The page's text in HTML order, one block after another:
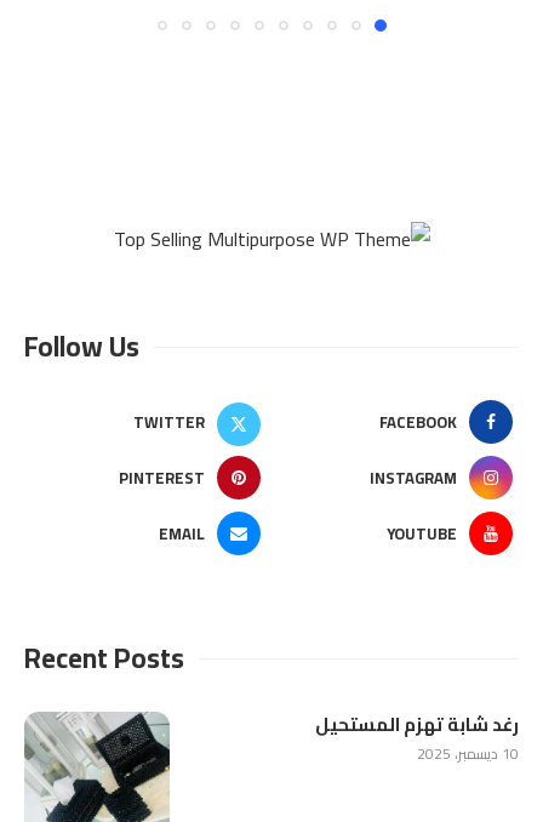
Follow Us
FACEBOOK
TWITTER
INSTAGRAM
PINTEREST
YOUTUBE
EMAIL
Recent Posts
رغد شابة تهزم المستحيل
10 ديسمبر، 2025